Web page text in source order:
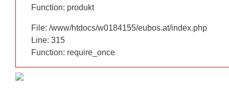
Function: produkt
File: /www/htdocs/w0184155/eubos.at/index.php
Line: 315
Function: require_once
Function: produkt
File: /www/htdocs/w0184155/eubos.at/index.php
Line: 315
Function: require_once